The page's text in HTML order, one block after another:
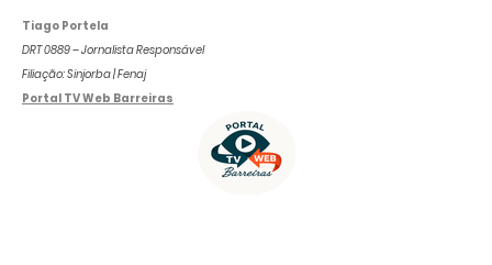
Tiago Portela
DRT 0889 – Jornalista Responsável
Filiação: Sinjorba | Fenaj
Portal TV Web Barreiras